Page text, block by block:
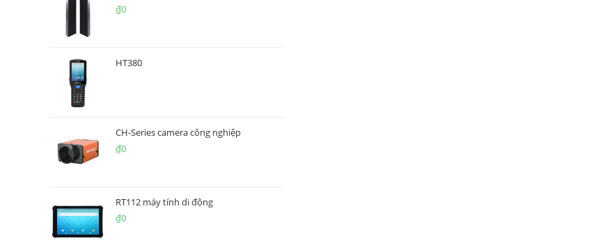
₫0
HT380
CH-Series camera công nghiệp
₫0
RT112 máy tính di động
₫0